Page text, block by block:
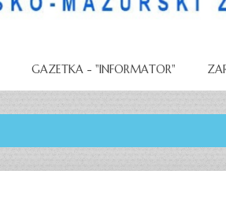
GAZETKA - "INFORMATOR"